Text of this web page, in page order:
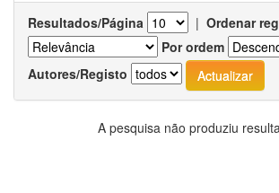
Resultados/Página | Ordenar
Por ordem
Autores/Registo
A pesquisa não produziu